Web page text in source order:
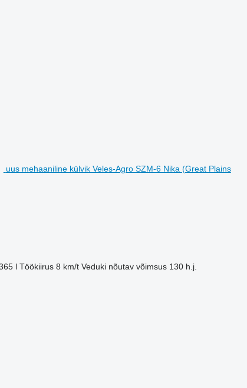
uus mehaaniline külvik Veles-Agro SZM-6 Nika (Great Plains
l Töökiirus 8 km/t Veduki nõutav võimsus 130 h.j.